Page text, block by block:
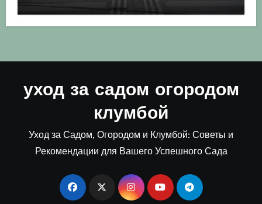
уход за садом огородом
клумбой
Уход за Садом, Огородом и Клумбой: Советы и
Рекомендации для Вашего Успешного Сада